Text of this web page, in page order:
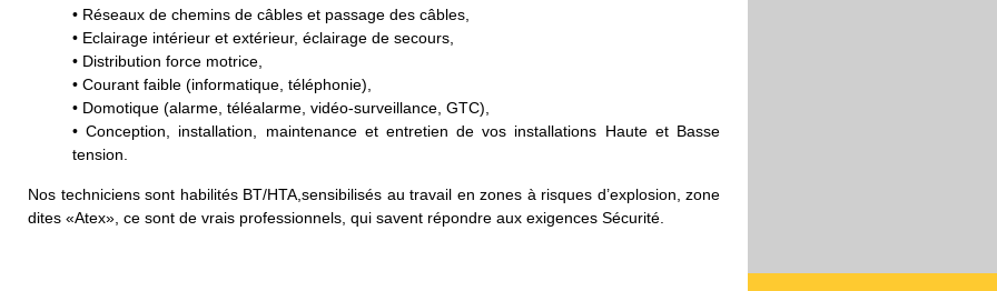
• Réseaux de chemins de câbles et passage des câbles,
• Eclairage intérieur et extérieur, éclairage de secours,
• Distribution force motrice,
• Courant faible (informatique, téléphonie),
• Domotique (alarme, téléalarme, vidéo-surveillance, GTC),
• Conception, installation, maintenance et entretien de vos installations Haute et Basse
tension.
Nos techniciens sont habilités BT/HTA,sensibilisés au travail en zones à risques d’explosion, zone
dites «Atex», ce sont de vrais professionnels, qui savent répondre aux exigences Sécurité.